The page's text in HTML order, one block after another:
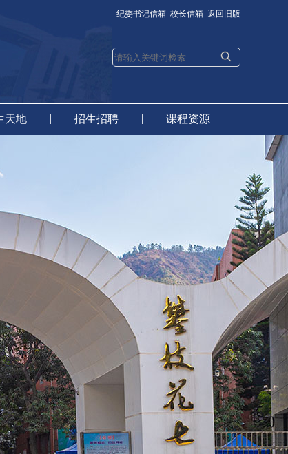
纪委书记信箱 校长信箱 返回旧版
天地 | 招生招聘 | 课程资源